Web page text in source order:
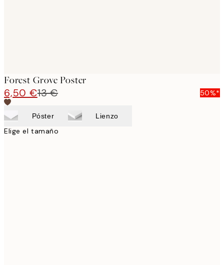
Forest Grove Poster
6,50 €13 € 50%*
Póster Lienzo
Elige el tamaño